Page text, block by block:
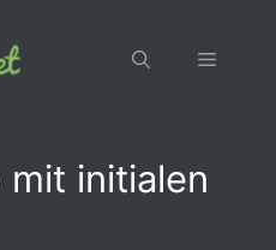
Menü
initialen